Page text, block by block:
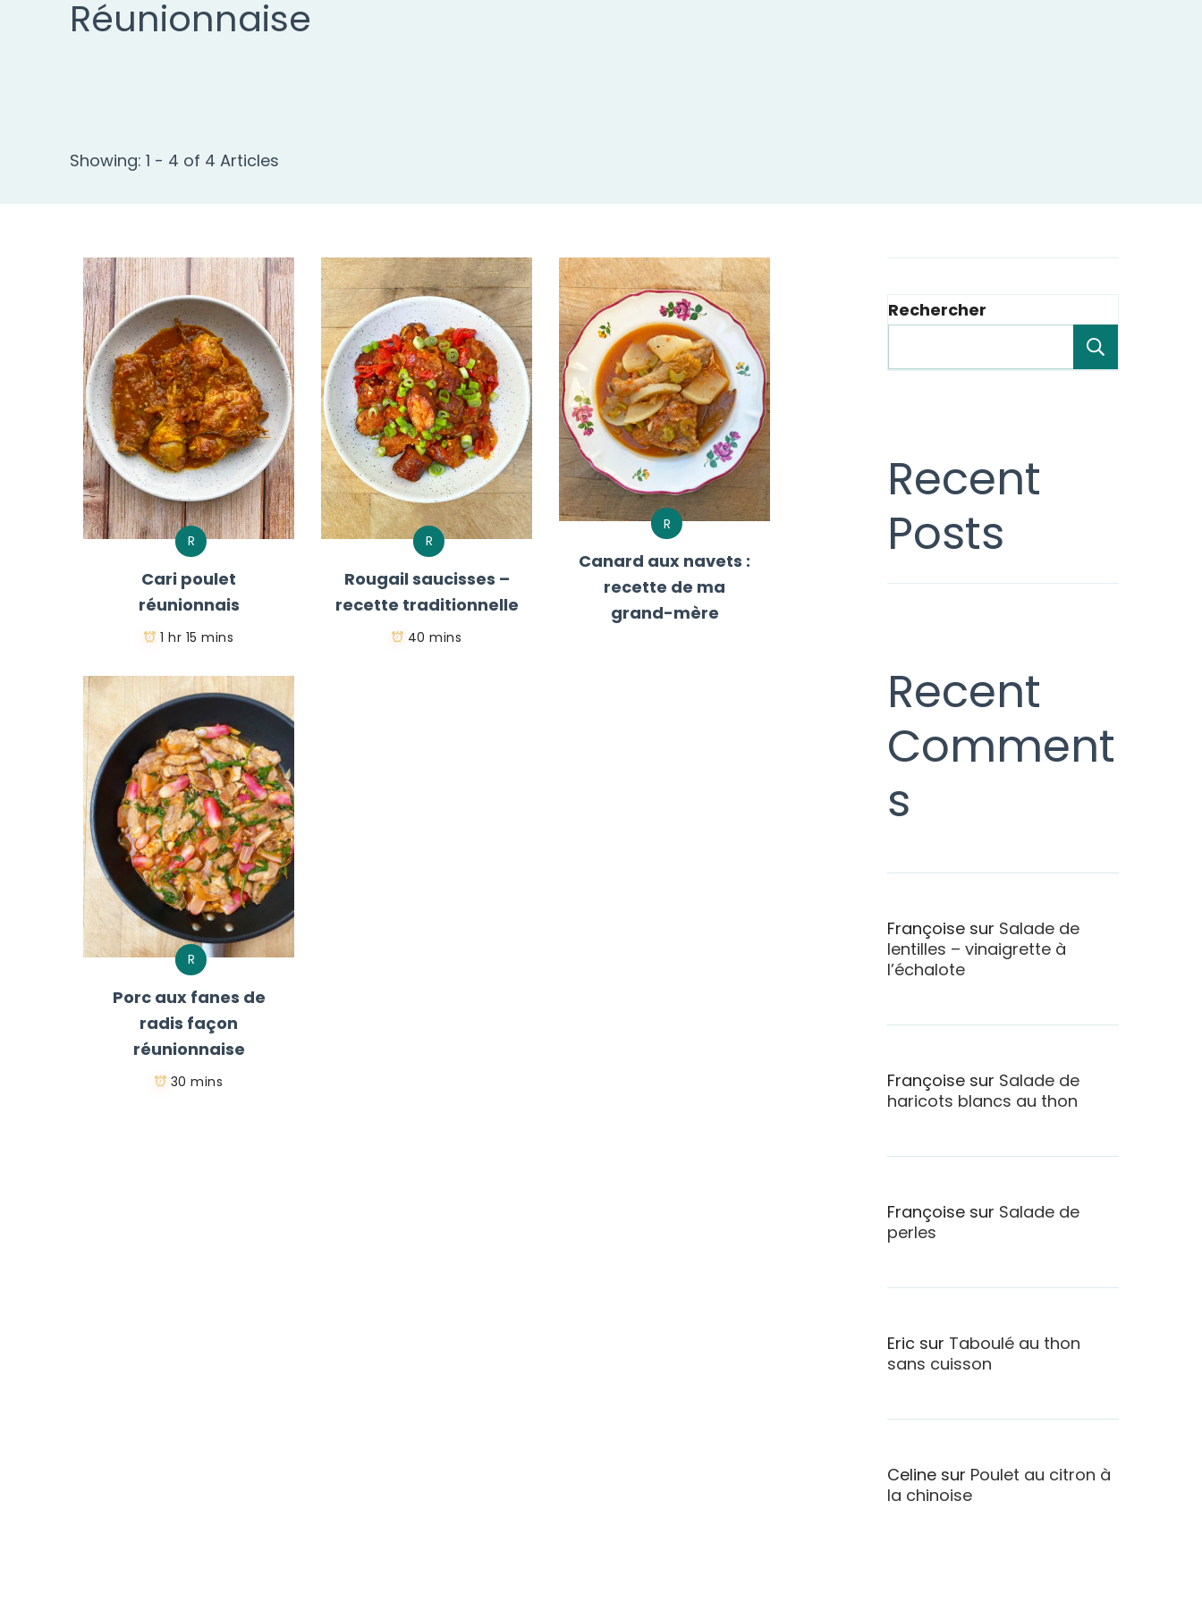
Réunionnaise
Showing: 1 - 4 of 4 Articles
R
Cari poulet
réunionnais
1 hr 15 mins
R
Rougail saucisses –
recette traditionnelle
40 mins
R
Canard aux navets :
recette de ma
grand-mère
R
Porc aux fanes de
radis façon
réunionnaise
30 mins
Rechercher
Recent
Posts
Recent
Comment
s
Françoisesur Salade de
lentilles – vinaigrette à
l’échalote
Françoisesur Salade de
haricots blancs au thon
Françoisesur Salade de
perles
Eric sur Taboulé au thon
sans cuisson
Celinesur Poulet au citron à
la chinoise